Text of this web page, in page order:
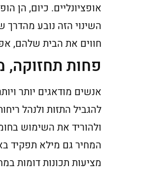
אופציונליים. כיום, הן
השינוי הזה נובע
חווים את הבית שלהם,
פחות תחזוקה,
אנשים מודאגים יותר
להגביל התזות ולנהל
ולהוריד את השימוש
המחיר גם מילא תפקיד
מציעות תכונות דומות